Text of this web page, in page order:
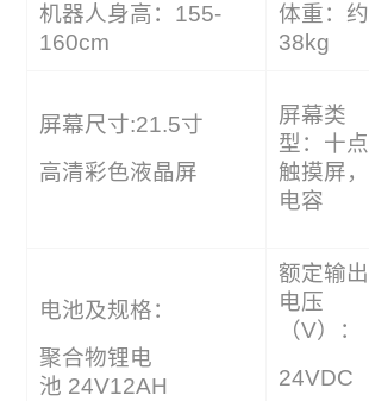
机器人身高：155-
160cm
体重：约
38kg
屏幕尺寸:21.5寸
高清彩色液晶屏
屏幕类
型：十点
触摸屏，
电容
电池及规格：
聚合物锂电
池 24V12AH
额定输出
电压
（V）：
24VDC